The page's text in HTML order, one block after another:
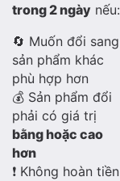
trong 2 ngày nếu:
🔄 Muốn đổi sang
sản phẩm khác
phù hợp hơn
💰 Sản phẩm đổi
phải có giá trị
bằng hoặc cao
hơn
❗ Không hoàn tiền